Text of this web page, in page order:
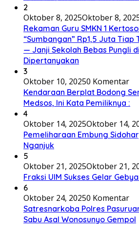
2
Oktober 8, 2025Oktober 8,
Rekaman Guru SMKN 1
“Sumbangan” Rp1,5 Juta Tiap
— Janji Sekolah Bebas Pungli
Dipertanyakan
3
Oktober 10, 20250 Komentar
Kendaraan Berplat Bodong
Medsos, Ini Kata Pemiliknya :
4
Oktober 14, 2025Oktober 14,
Pemeliharaan Embung
Nganjuk
5
Oktober 21, 2025Oktober 21,
Fraksi UIM Sukses Gelar
6
Oktober 24, 20250 Komentar
Satresnarkoba Polres
Sabu Asal Wonosunyo Gempol